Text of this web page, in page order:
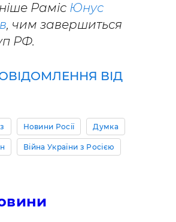
Раміс Юнус
, чим завершиться
РФ.
ВІД
Новини Росії Думка
Війна України з Росією